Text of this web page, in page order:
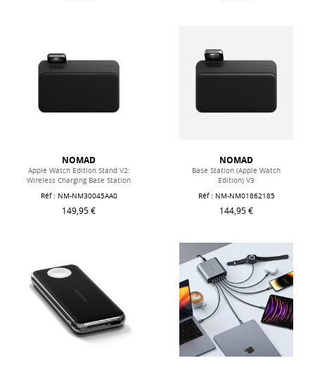
NOMAD
Apple Watch Edition Stand V2:
Wireless Charging Base Station
Réf : NM-NM30045AA0
149,95 €
NOMAD
Base Station (Apple Watch
Edition) V3
Réf : NM-NM01862185
144,95 €